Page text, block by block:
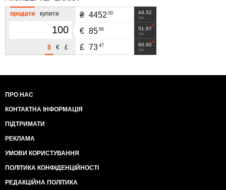
продати купити
£
€
$
44.52
грн
₴ 4452 00
51.97
грн
€ 85 66
60.60
грн
£ 73 47
ПРО НАС
КОНТАКТНА ІНФОРМАЦІЯ
ПІДТРИМАТИ
РЕКЛАМА
УМОВИ КОРИСТУВАННЯ
ПОЛІТИКА КОНФІДЕНЦІЙНОСТІ
РЕДАКЦІЙНА ПОЛІТИКА